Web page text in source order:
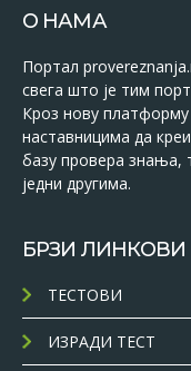
О НАМА
Портал
свега што је тим
Кроз нову
наставницима да
базу провера знања,
једни другима.
БРЗИ ЛИНКОВИ
ТЕСТОВИ
ИЗРАДИ ТЕСТ